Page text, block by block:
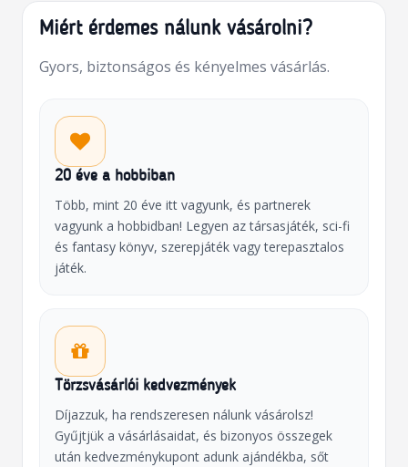
Miért érdemes nálunk vásárolni?
Gyors, biztonságos és kényelmes vásárlás.
20 éve a hobbiban
Több, mint 20 éve itt vagyunk, és partnerek
vagyunk a hobbidban! Legyen az társasjáték, sci-fi
és fantasy könyv, szerepjáték vagy terepasztalos
játék.
Törzsvásárlói kedvezmények
Díjazzuk, ha rendszeresen nálunk vásárolsz!
Gyűjtjük a vásárlásaidat, és bizonyos összegek
után kedvezménykupont adunk ajándékba, sőt